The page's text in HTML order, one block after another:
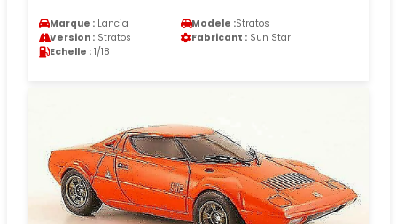
Marque : Lancia Modele :Stratos
Version : Stratos Fabricant : Sun Star
Echelle : 1/18